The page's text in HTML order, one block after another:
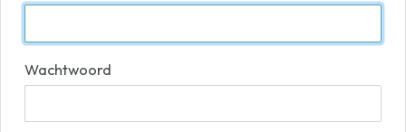
Wachtwoord